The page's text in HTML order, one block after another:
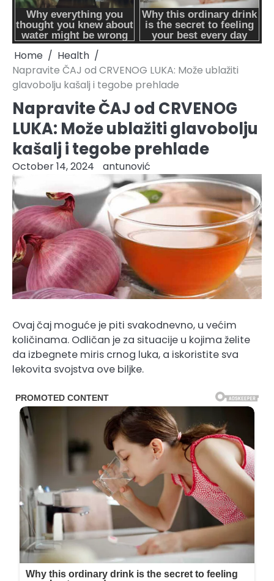
Home
Health
Napravite ČAJ od CRVENOG LUKA: Može ublažiti
glavobolju kašalj i tegobe prehlade
Napravite ČAJ od CRVENOG
LUKA: Može ublažiti glavobolju
kašalj i tegobe prehlade
October 14, 2024 antunović
Ovaj čaj moguće je piti svakodnevno, u većim
količinama. Odličan je za situacije u kojima želite
da izbegnete miris crnog luka, a iskoristite sva
lekovita svojstva ove biljke.